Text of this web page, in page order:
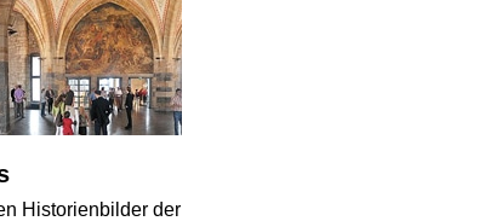
Historienbilder der